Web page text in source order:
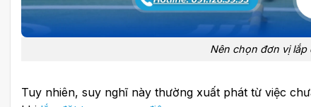
Nên chọn đơn vị lắp
Tuy nhiên, suy nghĩ này thường xuất phát từ việc